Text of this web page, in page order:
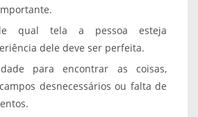
qual tela a pessoa esteja
dele deve ser perfeita.
para encontrar as coisas,
desnecessários ou falta de